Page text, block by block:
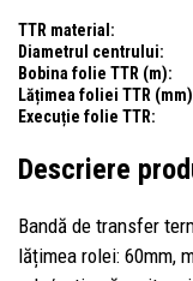
TTR material:
Diametrul centrului:
Bobina folie TTR (m):
Lățimea foliei TTR
Execuție folie TTR:
Descriere
Bandă de transfer
lățimea rolei: 60mm,